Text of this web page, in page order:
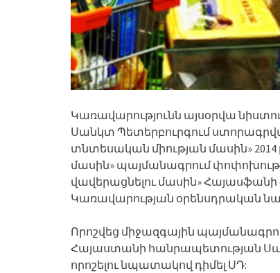
Կառավարությունն այսօրվա
Սանկտ Պետերբուրգում
տնտեսական միության մասին»
մասին» պայմանագրում
վավերացնելու մասին»
Կառավարության օրենսդրական
Որոշվեց միջազգային
Հայաստանի հանրապետության
որոշելու նպատակով դիմել ՍԴ: